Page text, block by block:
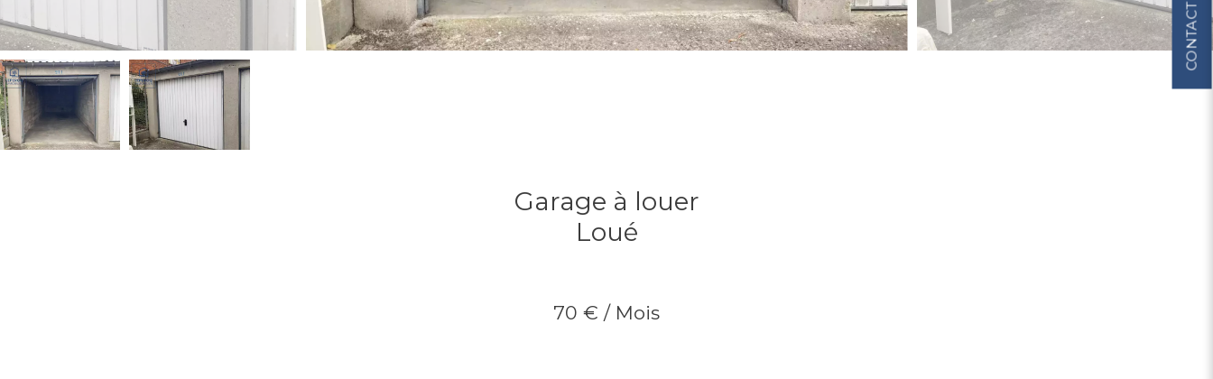
CONTACT
Garage à louer
Loué
70 € / Mois